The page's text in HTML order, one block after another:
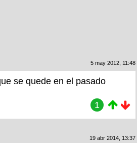
5 may 2012, 11:48
se quede en el pasado
1
19 abr 2014, 13:37